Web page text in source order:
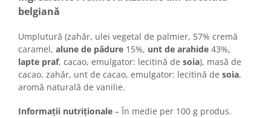
Dulciurile Feleacul
Glucoza
Halva
Nuga
Rahat
belgiană
Umplutură (zahăr, ulei vegetal de palmier, 57% cremă
caramel, alune de pădure 15%, unt de arahide 43%,
lapte praf, cacao, emulgator: lecitină de soia), masă de
cacao, zahăr, unt de cacao, emulgator: lecitină de soia,
aromă naturală de vanilie.
Informații nutriționale – În medie per 100 g produs.